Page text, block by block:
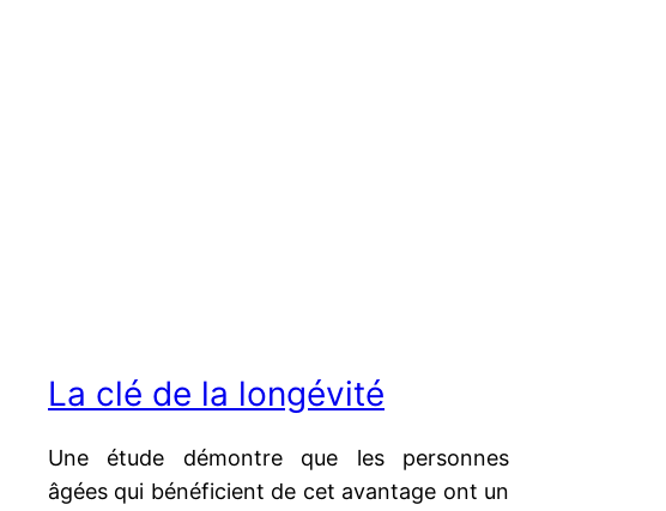
La clé de la longévité
Une étude démontre que les personnes
âgées qui bénéficient de cet avantage ont un